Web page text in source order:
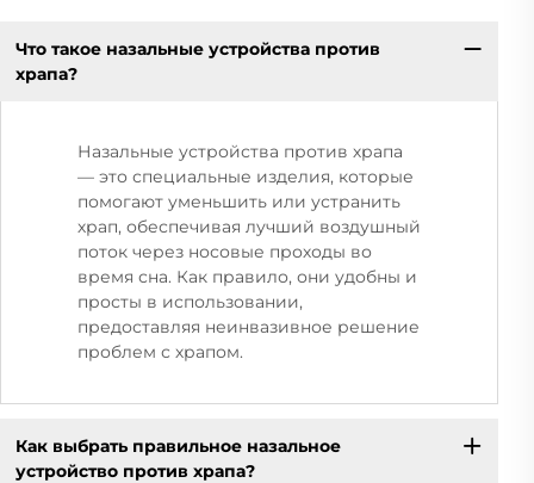
Что такое назальные устройства против
храпа?
Назальные устройства против храпа
— это специальные изделия, которые
помогают уменьшить или устранить
храп, обеспечивая лучший воздушный
поток через носовые проходы во
время сна. Как правило, они удобны и
просты в использовании,
предоставляя неинвазивное решение
проблем с храпом.
Как выбрать правильное назальное
устройство против храпа?